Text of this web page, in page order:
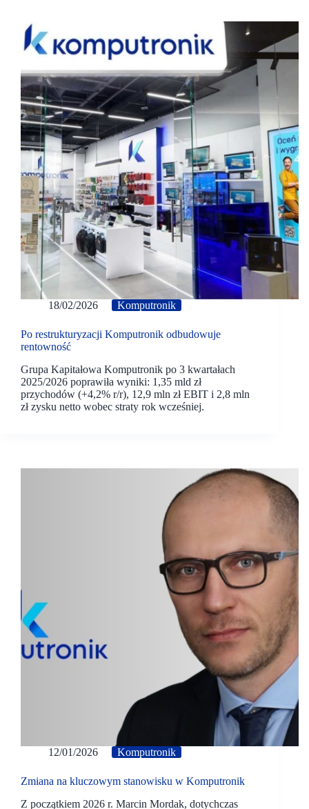
18/02/2026 Komputronik
Po restrukturyzacji Komputronik odbudowuje
rentowność
Grupa Kapitałowa Komputronik po 3 kwartałach
2025/2026 poprawiła wyniki: 1,35 mld zł
przychodów (+4,2% r/r), 12,9 mln zł EBIT i 2,8 mln
zł zysku netto wobec straty rok wcześniej.
12/01/2026 Komputronik
Zmiana na kluczowym stanowisku w Komputronik
Z początkiem 2026 r. Marcin Mordak, dotychczas